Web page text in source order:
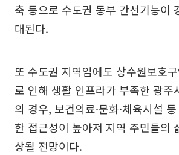
축 등으로 수도권 동부 간선기능이
대된다.
또 수도권 지역임에도 상수원보호
로 인해 생활 인프라가 부족한 광주
의 경우, 보건의료·문화·체육시설
한 접근성이 높아져 지역 주민들의
상될 전망이다.